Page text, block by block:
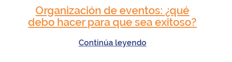
Organización de eventos: ¿qué
debo hacer para que sea exitoso?
Continúa leyendo